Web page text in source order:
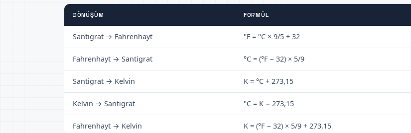
DÖNÜŞÜM FORMÜL
Santigrat → Fahrenhayt °F = °C × 9/5 + 32
Fahrenhayt → Santigrat °C = (°F − 32) × 5/9
Santigrat → Kelvin K = °C + 273,15
Kelvin → Santigrat °C = K − 273,15
Fahrenhayt → Kelvin K = (°F − 32) × 5/9 + 273,15